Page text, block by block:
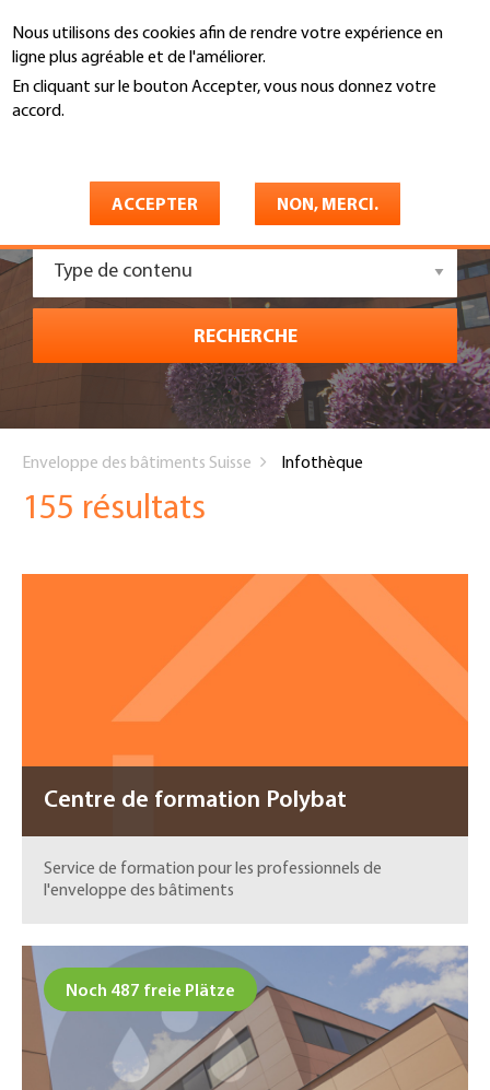
Nous utilisons des cookies afin de rendre votre expérience en
ligne plus agréable et de l'améliorer.
En cliquant sur le bouton Accepter, vous nous donnez votre
accord.
ACCEPTER NON, MERCI.
au
contenu
principal
Recherche
Domaines spécialisés
Type de contenu
RECHERCHE
are
here
Enveloppe des bâtiments Suisse Infothèque
155 résultats
Centre de formation Polybat
Service de formation pour les professionnels de
l'enveloppe des bâtiments
Noch 487 freie Plätze